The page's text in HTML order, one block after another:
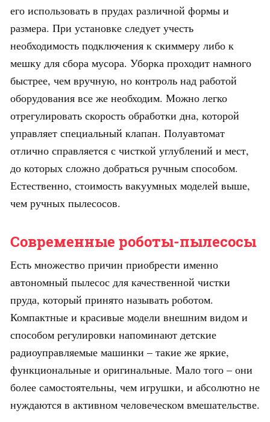
его использовать в прудах различной формы и
размера. При установке следует учесть
необходимость подключения к скиммеру либо к
мешку для сбора мусора. Уборка проходит намного
быстрее, чем вручную, но контроль над работой
оборудования все же необходим. Можно легко
отрегулировать скорость обработки дна, которой
управляет специальный клапан. Полуавтомат
отлично справляется с чисткой углублений и мест,
до которых сложно добраться ручным способом.
Естественно, стоимость вакуумных моделей выше,
чем ручных пылесосов.
Современные роботы-пылесосы
Есть множество причин приобрести именно
автономный пылесос для качественной чистки
пруда, который принято называть роботом.
Компактные и красивые модели внешним видом и
способом регулировки напоминают детские
радиоуправляемые машинки – такие же яркие,
функциональные и оригинальные. Мало того – они
более самостоятельны, чем игрушки, и абсолютно не
нуждаются в активном человеческом вмешательстве.